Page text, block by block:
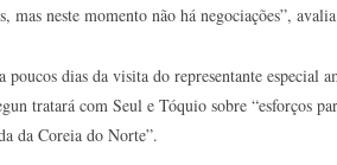
mas neste momento não há negociações”,
poucos dias da visita do representante especial
tratará com Seul e Tóquio sobre “esforços
da Coreia do Norte”.